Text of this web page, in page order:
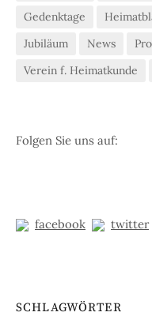
Gedenktage
Jubiläum
News
Verein f. Heimatkunde
Folgen Sie uns auf:
facebook twitter
SCHLAGWÖRTER